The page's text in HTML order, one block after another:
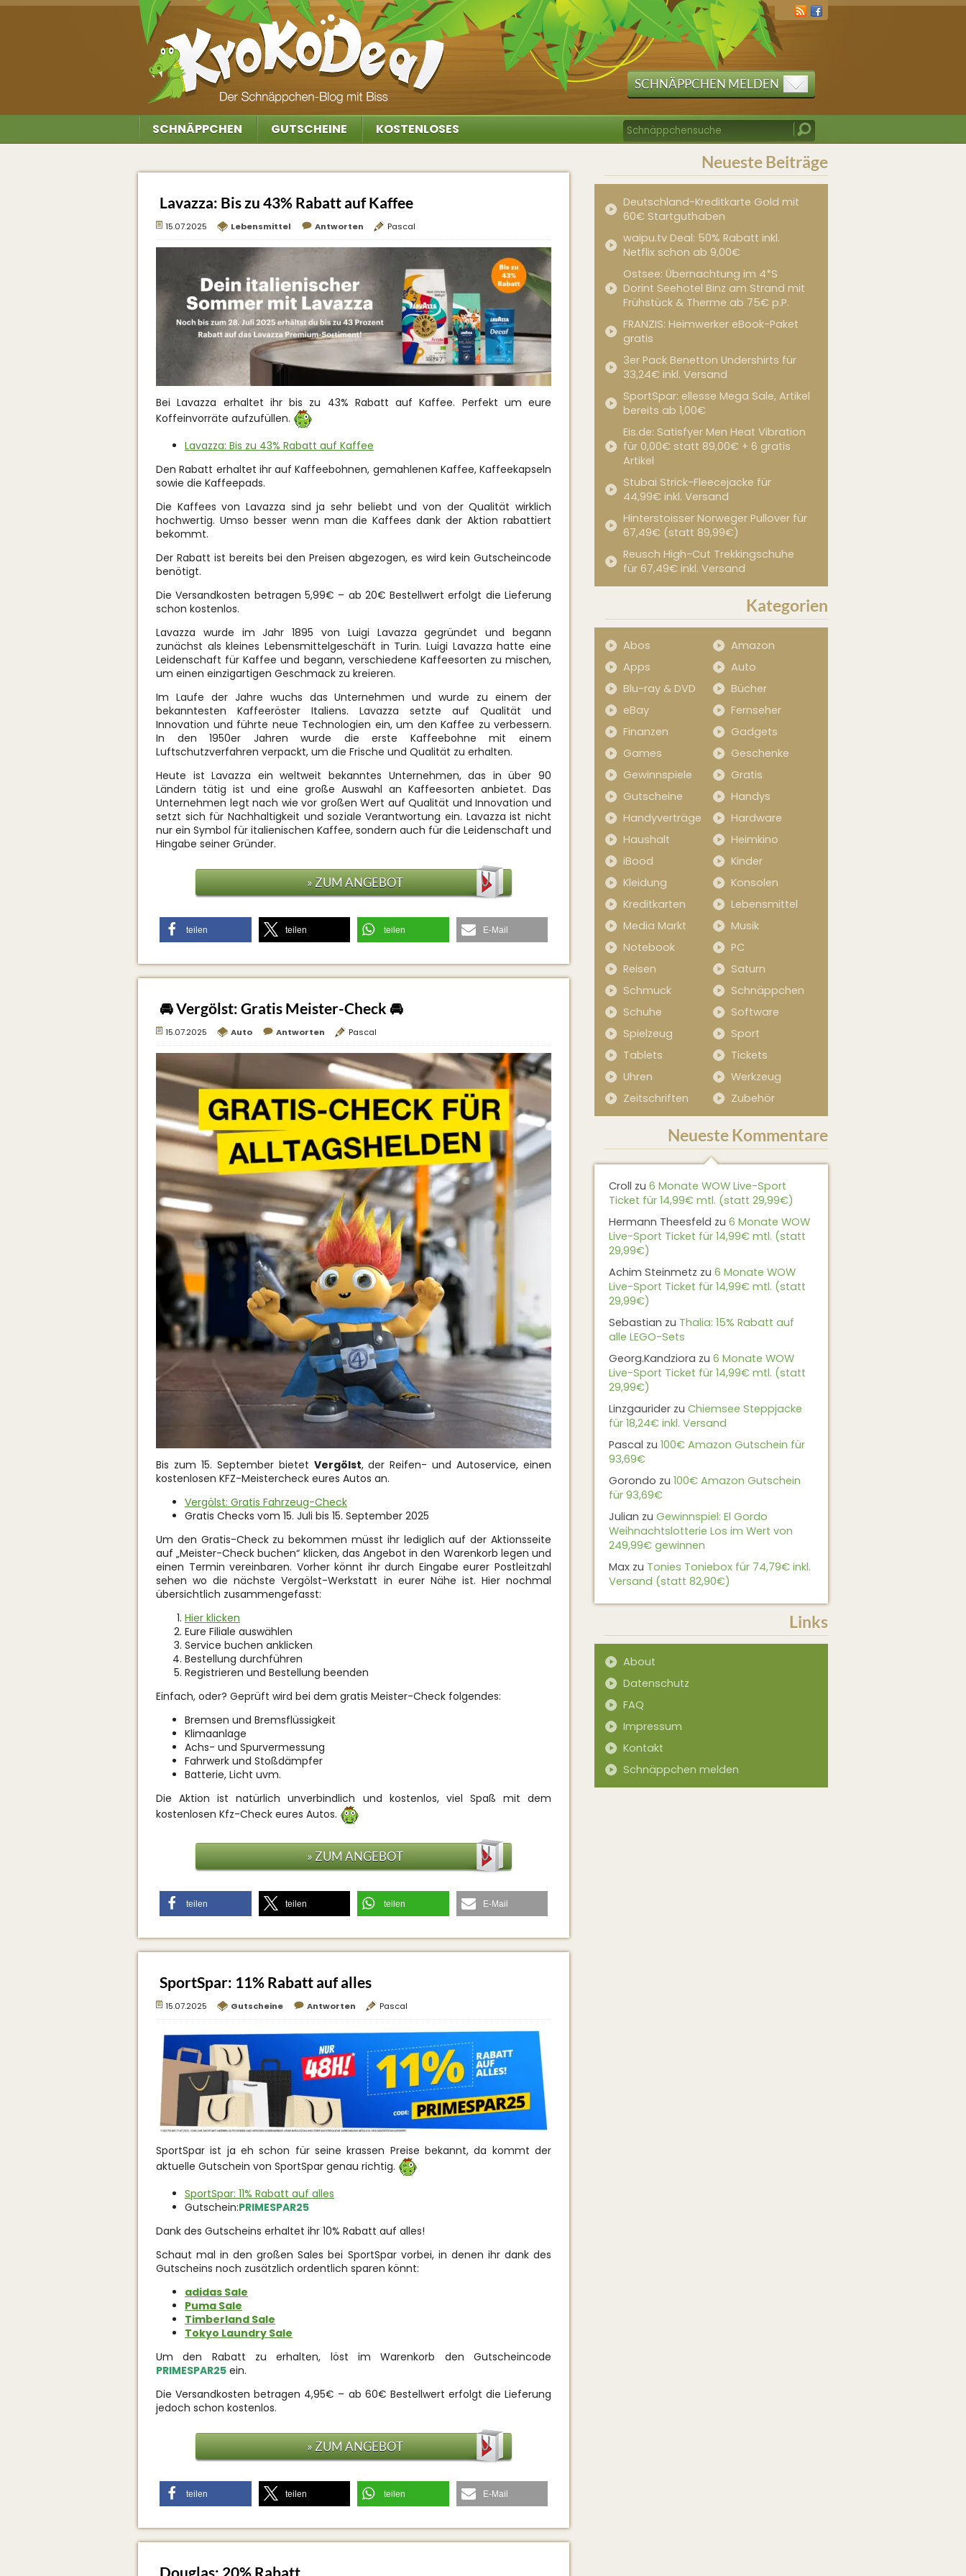
SCHNÄPPCHEN MELDEN
SCHNÄPPCHEN GUTSCHEINE KOSTENLOSES
Lavazza: Bis zu 43% Rabatt auf Kaffee
15.07.2025 Lebensmittel Antworten Pascal
Bei Lavazza erhaltet ihr bis zu 43% Rabatt auf Kaffee. Perfekt um eure
Koffeinvorräte aufzufüllen.
Lavazza: Bis zu 43% Rabatt auf Kaffee
Den Rabatt erhaltet ihr auf Kaffeebohnen, gemahlenen Kaffee, Kaffeekapseln
sowie die Kaffeepads.
Die Kaffees von Lavazza sind ja sehr beliebt und von der Qualität wirklich
hochwertig. Umso besser wenn man die Kaffees dank der Aktion rabattiert
bekommt.
Der Rabatt ist bereits bei den Preisen abgezogen, es wird kein Gutscheincode
benötigt.
Die Versandkosten betragen 5,99€ – ab 20€ Bestellwert erfolgt die Lieferung
schon kostenlos.
Lavazza wurde im Jahr 1895 von Luigi Lavazza gegründet und begann
zunächst als kleines Lebensmittelgeschäft in Turin. Luigi Lavazza hatte eine
Leidenschaft für Kaffee und begann, verschiedene Kaffeesorten zu mischen,
um einen einzigartigen Geschmack zu kreieren.
Im Laufe der Jahre wuchs das Unternehmen und wurde zu einem der
bekanntesten Kaffeeröster Italiens. Lavazza setzte auf Qualität und
Innovation und führte neue Technologien ein, um den Kaffee zu verbessern.
In den 1950er Jahren wurde die erste Kaffeebohne mit einem
Luftschutzverfahren verpackt, um die Frische und Qualität zu erhalten.
Heute ist Lavazza ein weltweit bekanntes Unternehmen, das in über 90
Ländern tätig ist und eine große Auswahl an Kaffeesorten anbietet. Das
Unternehmen legt nach wie vor großen Wert auf Qualität und Innovation und
setzt sich für Nachhaltigkeit und soziale Verantwortung ein. Lavazza ist nicht
nur ein Symbol für italienischen Kaffee, sondern auch für die Leidenschaft und
Hingabe seiner Gründer.
» ZUM ANGEBOT
teilen teilen teilen E-Mail
🚘 Vergölst: Gratis Meister-Check 🚘
15.07.2025 Auto Antworten Pascal
Bis zum 15. September bietet Vergölst, der Reifen- und Autoservice, einen
kostenlosen KFZ-Meistercheck eures Autos an.
Vergölst: Gratis Fahrzeug-Check
Gratis Checks vom 15. Juli bis 15. September 2025
Um den Gratis-Check zu bekommen müsst ihr lediglich auf der Aktionsseite
auf „Meister-Check buchen“ klicken, das Angebot in den Warenkorb legen und
einen Termin vereinbaren. Vorher könnt ihr durch Eingabe eurer Postleitzahl
sehen wo die nächste Vergölst-Werkstatt in eurer Nähe ist. Hier nochmal
übersichtlich zusammengefasst:
Hier klicken
Eure Filiale auswählen
Service buchen anklicken
Bestellung durchführen
Registrieren und Bestellung beenden
Einfach, oder? Geprüft wird bei dem gratis Meister-Check folgendes:
Bremsen und Bremsflüssigkeit
Klimaanlage
Achs- und Spurvermessung
Fahrwerk und Stoßdämpfer
Batterie, Licht uvm.
Die Aktion ist natürlich unverbindlich und kostenlos, viel Spaß mit dem
kostenlosen Kfz-Check eures Autos.
» ZUM ANGEBOT
teilen teilen teilen E-Mail
SportSpar: 11% Rabatt auf alles
15.07.2025 Gutscheine Antworten Pascal
SportSpar ist ja eh schon für seine krassen Preise bekannt, da kommt der
aktuelle Gutschein von SportSpar genau richtig.
SportSpar: 11% Rabatt auf alles
Gutschein:PRIMESPAR25
Dank des Gutscheins erhaltet ihr 10% Rabatt auf alles!
Schaut mal in den großen Sales bei SportSpar vorbei, in denen ihr dank des
Gutscheins noch zusätzlich ordentlich sparen könnt:
adidas Sale
Puma Sale
Timberland Sale
Tokyo Laundry Sale
Um den Rabatt zu erhalten, löst im Warenkorb den Gutscheincode
PRIMESPAR25 ein.
Die Versandkosten betragen 4,95€ – ab 60€ Bestellwert erfolgt die Lieferung
jedoch schon kostenlos.
» ZUM ANGEBOT
teilen teilen teilen E-Mail
Neueste Beiträge
Deutschland-Kreditkarte Gold mit
60€ Startguthaben
waipu.tv Deal: 50% Rabatt inkl.
Netflix schon ab 9,00€
Ostsee: Übernachtung im 4*S
Dorint Seehotel Binz am Strand mit
Frühstück & Therme ab 75€ p.P.
FRANZIS: Heimwerker eBook-Paket
gratis
3er Pack Benetton Undershirts für
33,24€ inkl. Versand
SportSpar: ellesse Mega Sale, Artikel
bereits ab 1,00€
Eis.de: Satisfyer Men Heat Vibration
für 0,00€ statt 89,00€ + 6 gratis
Artikel
Stubai Strick-Fleecejacke für
44,99€ inkl. Versand
Hinterstoisser Norweger Pullover für
67,49€ (statt 89,99€)
Reusch High-Cut Trekkingschuhe
für 67,49€ inkl. Versand
Kategorien
Abos
Amazon
Apps
Auto
Blu-ray & DVD
Bücher
eBay
Fernseher
Finanzen
Gadgets
Games
Geschenke
Gewinnspiele
Gratis
Gutscheine
Handys
Handyverträge
Hardware
Haushalt
Heimkino
iBood
Kinder
Kleidung
Konsolen
Kreditkarten
Lebensmittel
Media Markt
Musik
Notebook
PC
Reisen
Saturn
Schmuck
Schnäppchen
Schuhe
Software
Spielzeug
Sport
Tablets
Tickets
Uhren
Werkzeug
Zeitschriften
Zubehör
Neueste Kommentare
Croll zu 6 Monate WOW Live-Sport
Ticket für 14,99€ mtl. (statt 29,99€)
Hermann Theesfeld zu 6 Monate WOW
Live-Sport Ticket für 14,99€ mtl. (statt
29,99€)
Achim Steinmetz zu 6 Monate WOW
Live-Sport Ticket für 14,99€ mtl. (statt
29,99€)
Sebastian zu Thalia: 15% Rabatt auf
alle LEGO-Sets
Georg.Kandziora zu 6 Monate WOW
Live-Sport Ticket für 14,99€ mtl. (statt
29,99€)
Linzgaurider zu Chiemsee Steppjacke
für 18,24€ inkl. Versand
Pascal zu 100€ Amazon Gutschein für
93,69€
Gorondo zu 100€ Amazon Gutschein
für 93,69€
Julian zu Gewinnspiel: El Gordo
Weihnachtslotterie Los im Wert von
249,99€ gewinnen
Max zu Tonies Toniebox für 74,79€ inkl.
Versand (statt 82,90€)
Links
About
Datenschutz
FAQ
Impressum
Kontakt
Schnäppchen melden